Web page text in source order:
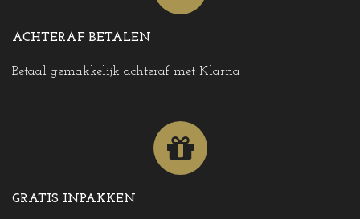
ACHTERAF BETALEN
Betaal gemakkelijk achteraf met Klarna
GRATIS INPAKKEN